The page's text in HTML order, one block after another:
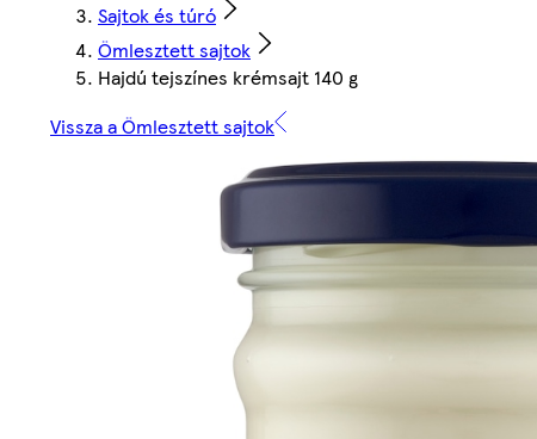
Sajtok és túró
Ömlesztett sajtok
Hajdú tejszínes krémsajt 140 g
Vissza a Ömlesztett sajtok